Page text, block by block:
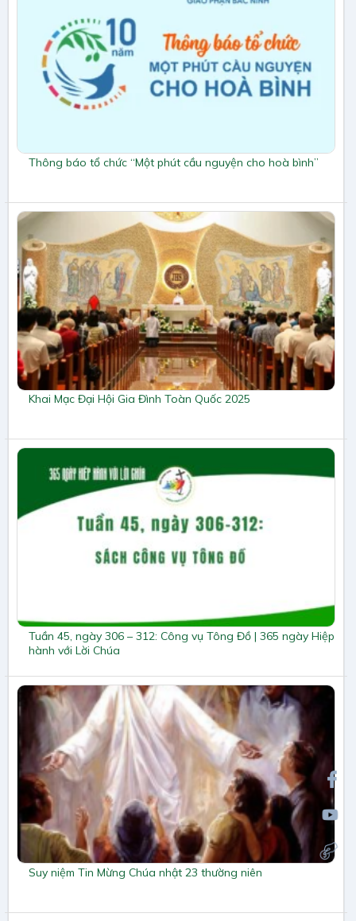
Thông báo tổ chức “Một phút cầu nguyện cho hoà bình”
Khai Mạc Đại Hội Gia Đình Toàn Quốc 2025
Tuần 45, ngày 306 – 312: Công vụ Tông Đồ | 365 ngày Hiệp
hành với Lời Chúa
Suy niệm Tin Mừng Chúa nhật 23 thường niên